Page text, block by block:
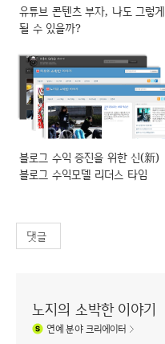
유튜브 콘텐츠 부자, 나도 그렇게
될 수 있을까?
블로그 수익 증진을 위한 신(新)
블로그 수익모델 리더스 타임
댓글
노지의 소박한 이야기
연예분야 크리에이터